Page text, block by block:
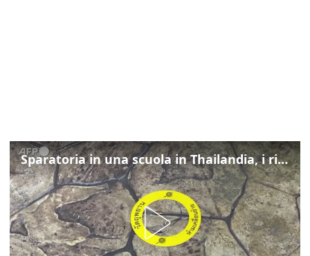
Sparatoria in una scuola in Thailandia, i rilievi della polizia